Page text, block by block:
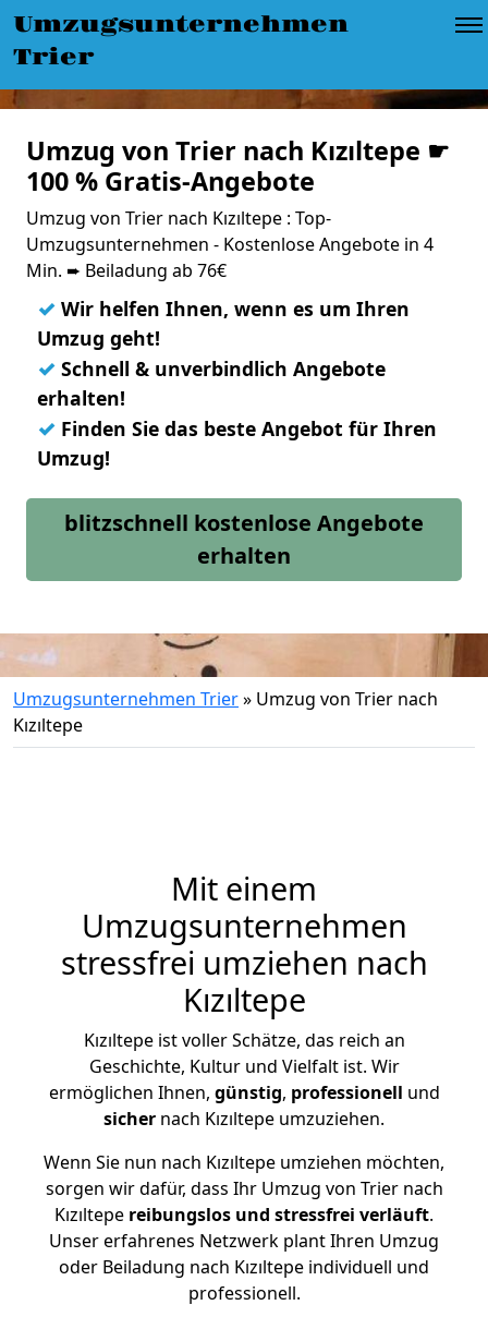
Umzugsunternehmen
Trier
Umzug von Trier nach Kızıltepe ☛
100 % Gratis-Angebote
Umzug von Trier nach Kızıltepe : Top-
Umzugsunternehmen - Kostenlose Angebote in 4
Min. ➨ Beiladung ab 76€
✓ Wir helfen Ihnen, wenn es um Ihren
Umzug geht!
✓ Schnell & unverbindlich Angebote
erhalten!
✓ Finden Sie das beste Angebot für Ihren
Umzug!
blitzschnell kostenlose Angebote
erhalten
Umzugsunternehmen Trier» Umzug von Trier nach
Kızıltepe
Mit einem
Umzugsunternehmen
stressfrei umziehen nach
Kızıltepe
Kızıltepe ist voller Schätze, das reich an
Geschichte, Kultur und Vielfalt ist. Wir
ermöglichen Ihnen, günstig, professionell und
sicher nach Kızıltepe umzuziehen.
Wenn Sie nun nach Kızıltepe umziehen möchten,
sorgen wir dafür, dass Ihr Umzug von Trier nach
Kızıltepe reibungslos und stressfrei verläuft.
Unser erfahrenes Netzwerk plant Ihren Umzug
oder Beiladung nach Kızıltepe individuell und
professionell.